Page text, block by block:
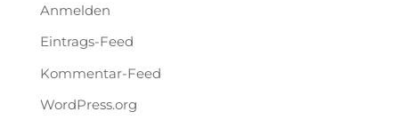
Anmelden
Eintrags-Feed
Kommentar-Feed
WordPress.org